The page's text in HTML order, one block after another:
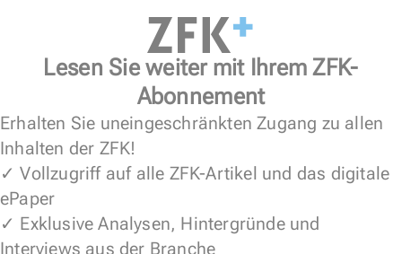
Lesen Sie weiter mit Ihrem ZFK-
Abonnement
Erhalten Sie uneingeschränkten Zugang zu allen
Inhalten der ZFK!
✓ Vollzugriff auf alle ZFK-Artikel und das digitale
ePaper
✓ Exklusive Analysen, Hintergründe und
Interviews aus der Branche